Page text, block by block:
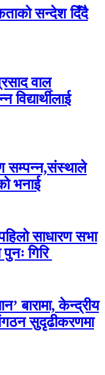
सन्देश दिँदै
वाल
सम्पन्न,संस्थाले
भनाई
साधारण सभा
गिरि
बारामा, केन्द्रीय
संगठन सुदृढीकरणमा